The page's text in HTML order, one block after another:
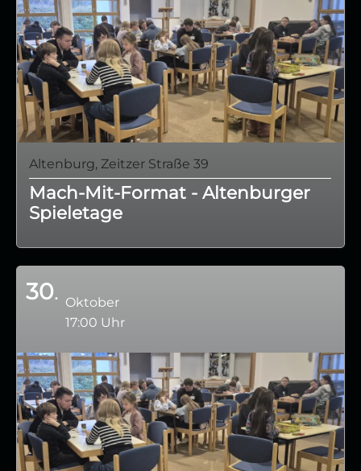
Altenburg, Zeitzer Straße 39
Mach-Mit-Format - Altenburger
Spieletage
30
Oktober
17:00 Uhr